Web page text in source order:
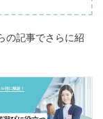
の記事でさらに紹